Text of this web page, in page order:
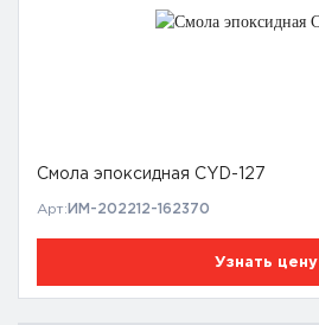
Смола эпоксидная CYD-127
Арт: ИМ-202212-162370
Узнать цену